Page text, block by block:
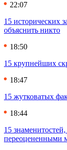
22:07
15 исторических
объяснить никто
18:50
15 крупнейших
18:47
15 жутковатых
18:44
15
переоцененными